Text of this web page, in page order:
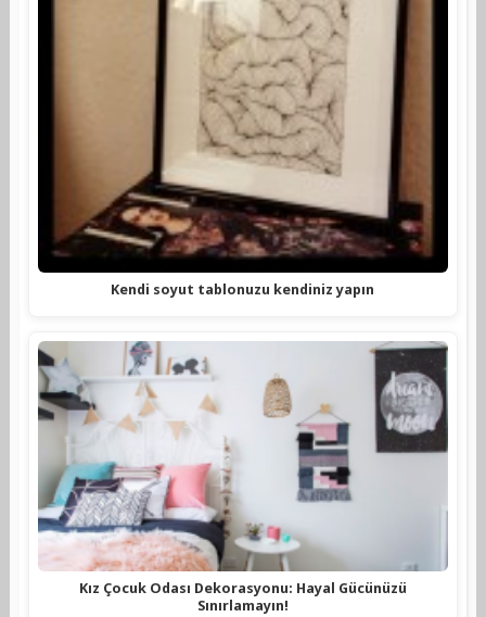
Kendi soyut tablonuzu kendiniz yapın
Kız Çocuk Odası Dekorasyonu: Hayal Gücünüzü
Sınırlamayın!